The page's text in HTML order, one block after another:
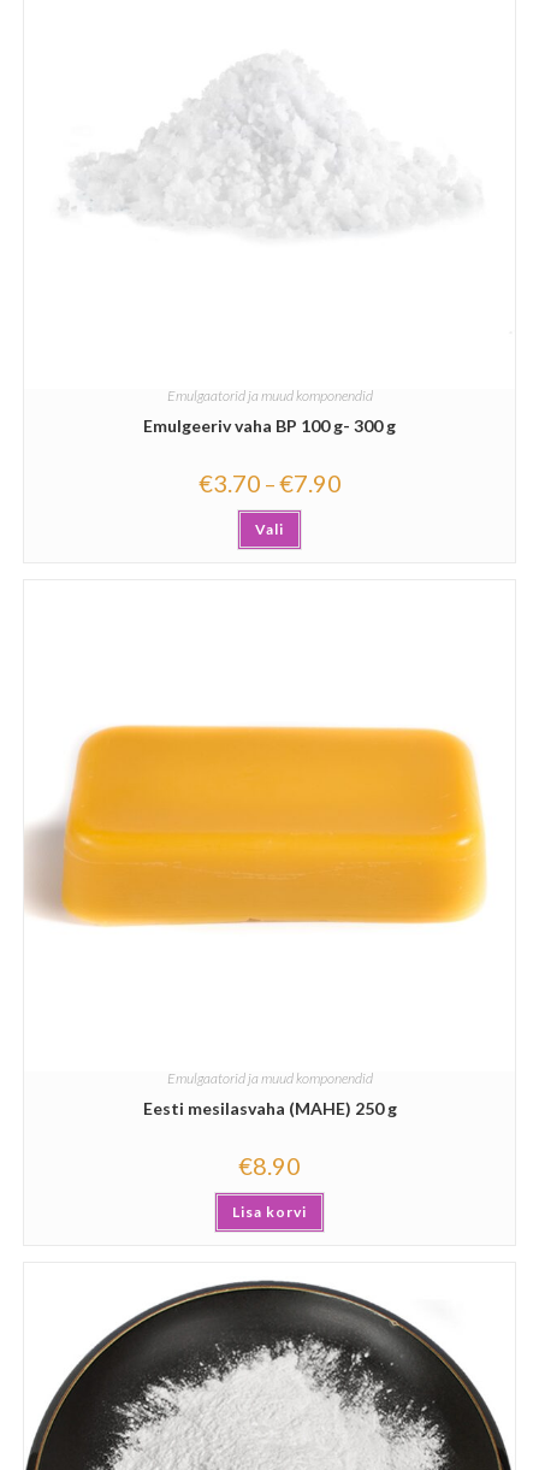
Emulgaatorid ja muud komponendid
Emulgeeriv vaha BP 100 g- 300 g
€3.70 –€7.90
Vali
Emulgaatorid ja muud komponendid
Eesti mesilasvaha (MAHE) 250 g
€8.90
Lisa korvi